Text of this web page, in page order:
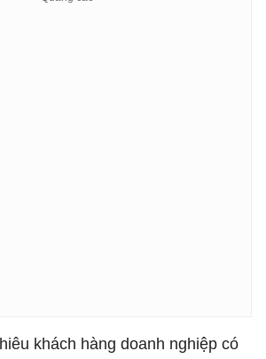
khách hàng doanh nghiệp có